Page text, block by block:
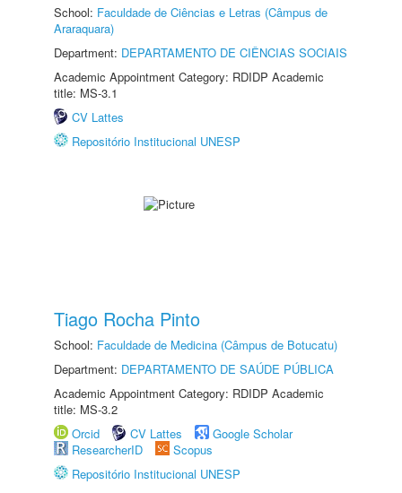
School: Faculdade de Ciências e Letras (Câmpus de
Araraquara)
Department: DEPARTAMENTO DE CIÊNCIAS SOCIAIS
Academic Appointment Category: RDIDP Academic
title: MS-3.1
CV Lattes
Repositório Institucional UNESP
Tiago Rocha Pinto
School: Faculdade de Medicina (Câmpus de Botucatu)
Department: DEPARTAMENTO DE SAÚDE PÚBLICA
Academic Appointment Category: RDIDP Academic
title: MS-3.2
Orcid
CV Lattes
Google Scholar
ResearcherID
Scopus
Repositório Institucional UNESP